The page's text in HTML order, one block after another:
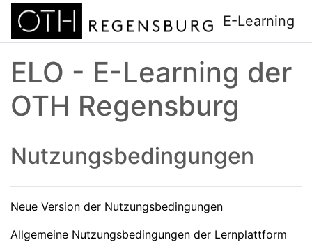
Zum Hauptinhalt
E-Learning
ELO - E-Learning der
OTH Regensburg
Nutzungsbedingungen
Neue Version der Nutzungsbedingungen
Allgemeine Nutzungsbedingungen der Lernplattform